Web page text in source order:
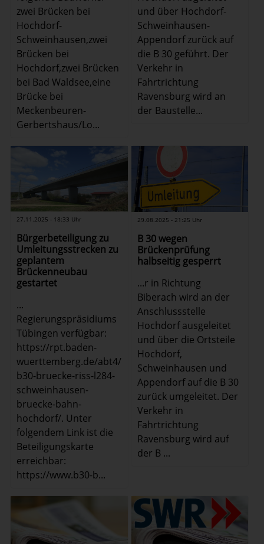
zwei Brücken bei
Hochdorf-
Schweinhausen,zwei
Brücken bei
Hochdorf,zwei Brücken
bei Bad Waldsee,eine
Brücke bei
Meckenbeuren-
Gerbertshaus/Lo...
und über Hochdorf-
Schweinhausen-
Appendorf zurück auf
die B 30 geführt. Der
Verkehr in
Fahrtrichtung
Ravensburg wird an
der Baustelle...
27.11.2025 - 18:33 Uhr
Bürgerbeteiligung zu
Umleitungsstrecken zu
geplantem
Brückenneubau
gestartet
...
Regierungspräsidiums
Tübingen verfügbar:
https://rpt.baden-
wuerttemberg.de/abt4/
b30-bruecke-riss-l284-
schweinhausen-
bruecke-bahn-
hochdorf/. Unter
folgendem Link ist die
Beteiligungskarte
erreichbar:
https://www.b30-b...
29.08.2025 - 21:25 Uhr
B 30 wegen
Brückenprüfung
halbseitig gesperrt
...r in Richtung
Biberach wird an der
Anschlussstelle
Hochdorf ausgeleitet
und über die Ortsteile
Hochdorf,
Schweinhausen und
Appendorf auf die B 30
zurück umgeleitet. Der
Verkehr in
Fahrtrichtung
Ravensburg wird auf
der B ...